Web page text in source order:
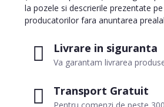
Livrare in siguranta
Va garantam livrarea
Transport Gratuit
Pentru comenzi de peste
la pozele si descrierile prezentate
producatorilor fara anuntarea